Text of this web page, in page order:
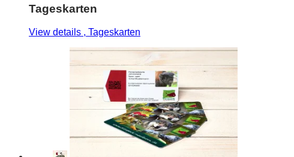
Tageskarten
View details , Tageskarten